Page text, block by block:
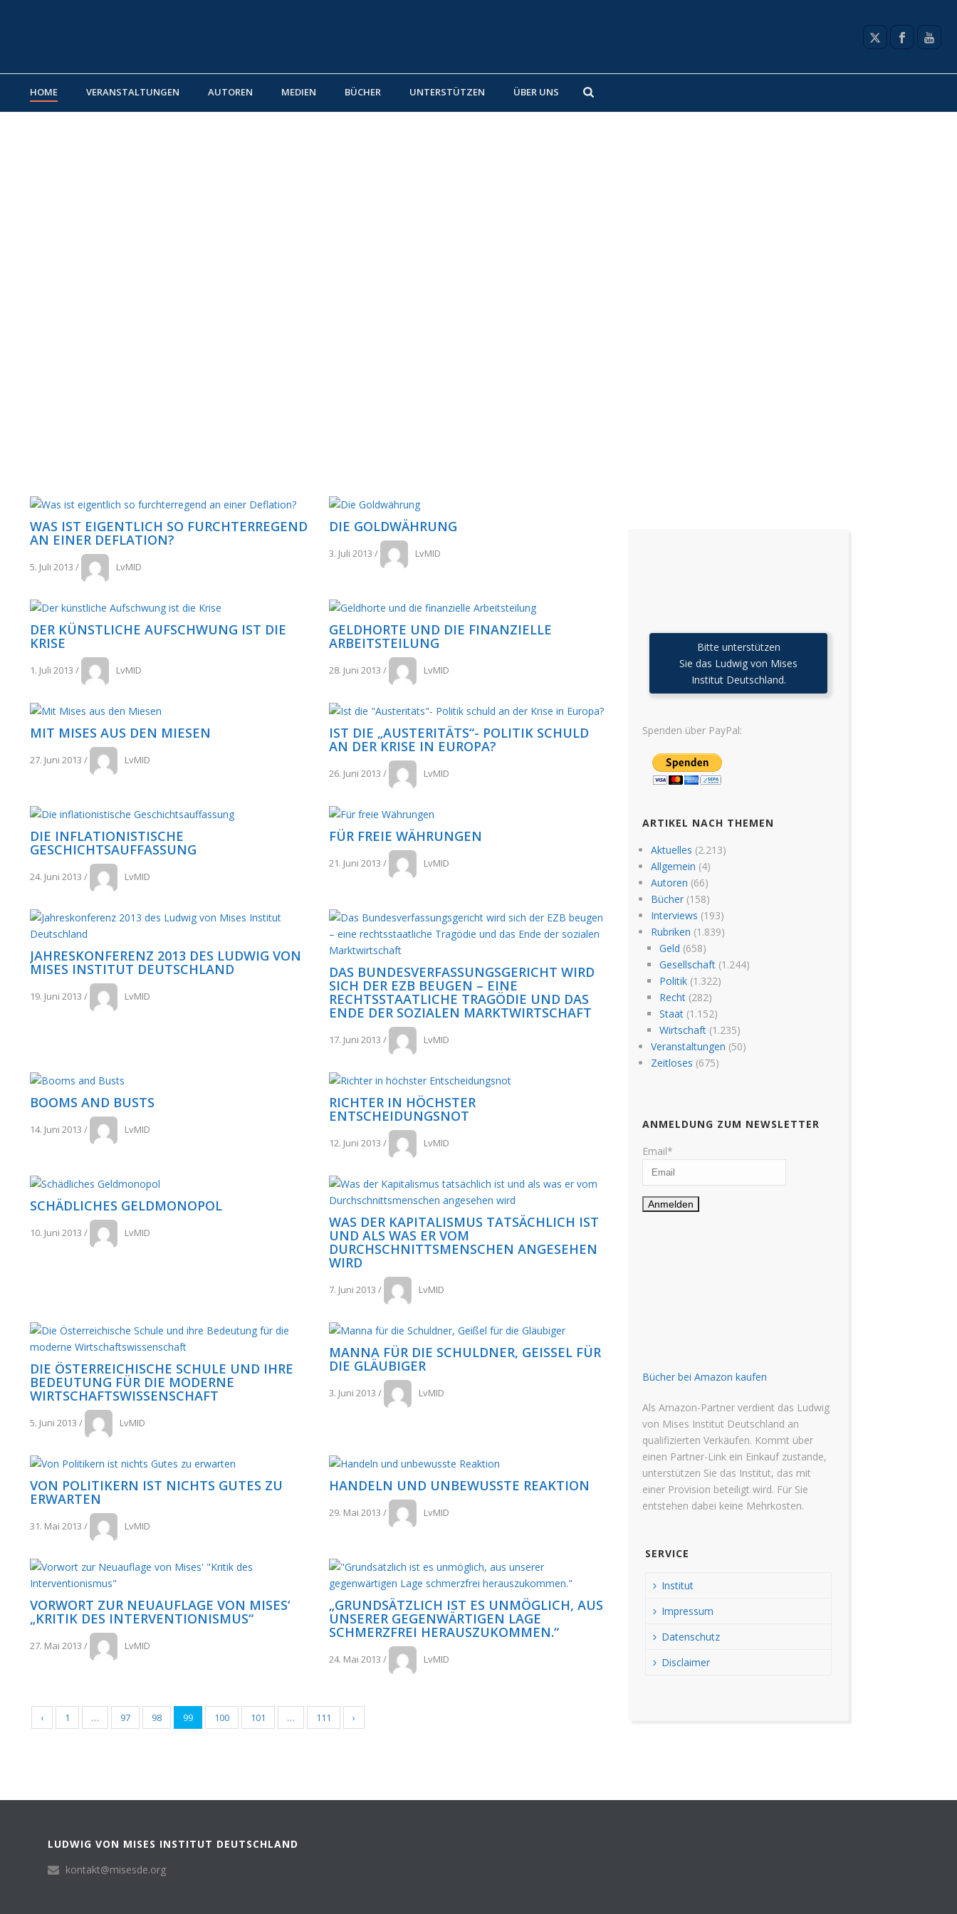
HOME VERANSTALTUNGEN AUTOREN MEDIEN BÜCHER UNTERSTÜTZEN ÜBER UNS
WAS IST EIGENTLICH SO FURCHTERREGEND
AN EINER DEFLATION?
5. Juli 2013 / LvMID
DIE GOLDWÄHRUNG
3. Juli 2013 / LvMID
DER KÜNSTLICHE AUFSCHWUNG IST DIE
KRISE
1. Juli 2013 / LvMID
GELDHORTE UND DIE FINANZIELLE
ARBEITSTEILUNG
28. Juni 2013 / LvMID
MIT MISES AUS DEN MIESEN
27. Juni 2013 / LvMID
IST DIE „AUSTERITÄTS“- POLITIK SCHULD
AN DER KRISE IN EUROPA?
26. Juni 2013 / LvMID
DIE INFLATIONISTISCHE
GESCHICHTSAUFFASSUNG
24. Juni 2013 / LvMID
FÜR FREIE WÄHRUNGEN
21. Juni 2013 / LvMID
JAHRESKONFERENZ 2013 DES LUDWIG VON
MISES INSTITUT DEUTSCHLAND
19. Juni 2013 / LvMID
DAS BUNDESVERFASSUNGSGERICHT WIRD
SICH DER EZB BEUGEN – EINE
RECHTSSTAATLICHE TRAGÖDIE UND DAS
ENDE DER SOZIALEN MARKTWIRTSCHAFT
17. Juni 2013 / LvMID
BOOMS AND BUSTS
14. Juni 2013 / LvMID
RICHTER IN HÖCHSTER
ENTSCHEIDUNGSNOT
12. Juni 2013 / LvMID
SCHÄDLICHES GELDMONOPOL
10. Juni 2013 / LvMID
WAS DER KAPITALISMUS TATSÄCHLICH IST
UND ALS WAS ER VOM
DURCHSCHNITTSMENSCHEN ANGESEHEN
WIRD
7. Juni 2013 / LvMID
DIE ÖSTERREICHISCHE SCHULE UND IHRE
BEDEUTUNG FÜR DIE MODERNE
WIRTSCHAFTSWISSENSCHAFT
5. Juni 2013 / LvMID
MANNA FÜR DIE SCHULDNER, GEISSEL FÜR D
IE GLÄUBIGER
3. Juni 2013 / LvMID
VON POLITIKERN IST NICHTS GUTES ZU
ERWARTEN
31. Mai 2013 / LvMID
HANDELN UND UNBEWUSSTE REAKTION
29. Mai 2013 / LvMID
VORWORT ZUR NEUAUFLAGE VON MISES‘
„KRITIK DES INTERVENTIONISMUS“
27. Mai 2013 / LvMID
„GRUNDSÄTZLICH IST ES UNMÖGLICH, AUS
UNSERER GEGENWÄRTIGEN LAGE
SCHMERZFREI HERAUSZUKOMMEN.“
24. Mai 2013 / LvMID
‹ 1 … 97 98 99 100 101 … 111 ›
Bitte unterstützen
Sie das Ludwig von Mises
Institut Deutschland.
Spenden über PayPal:
ARTIKEL NACH THEMEN
Aktuelles (2.213)
Allgemein (4)
Autoren (66)
Bücher(158)
Interviews (193)
Rubriken (1.839)
Geld (658)
Gesellschaft(1.244)
Politik(1.322)
Recht(282)
Staat(1.152)
Wirtschaft(1.235)
Veranstaltungen (50)
Zeitloses (675)
ANMELDUNG ZUM NEWSLETTER
Email*
Bücher bei Amazon kaufen
Als Amazon-Partner verdient das Ludwig
von Mises Institut Deutschland an
qualifizierten Verkäufen. Kommt über
einen Partner-Link ein Einkauf zustande,
unterstützen Sie das Institut, das mit
einer Provision beteiligt wird. Für Sie
entstehen dabei keine Mehrkosten.
SERVICE
Institut
Impressum
Datenschutz
Disclaimer
LUDWIG VON MISES INSTITUT DEUTSCHLAND
kontakt@misesde.org